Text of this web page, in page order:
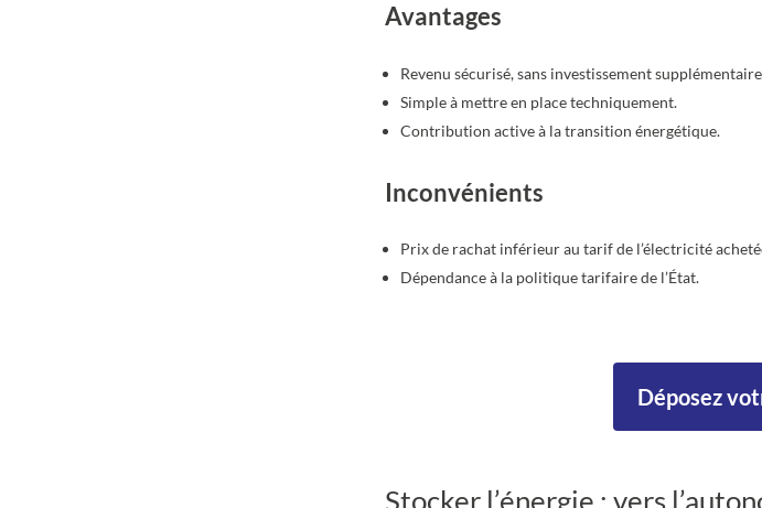
Avantages
Revenu sécurisé, sans investissement
Simple à mettre en place techniquement.
Contribution active à la transition énergétique.
Inconvénients
Prix de rachat inférieur au tarif de l’électricité
Dépendance à la politique tarifaire de l’État.
Déposez
Stocker l’énergie : vers